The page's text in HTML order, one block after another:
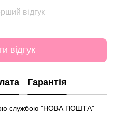
відгук
відгук
Гарантія
службою "НОВА ПОШТА"